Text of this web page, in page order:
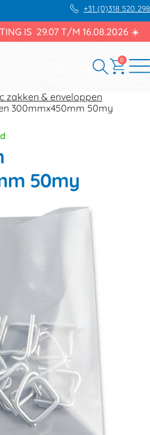
+31 (0)318 520 298
IS 29.07 T/M 16.08.2026 ☀️
0
zakken & enveloppen
300mmx450mm 50my
50my